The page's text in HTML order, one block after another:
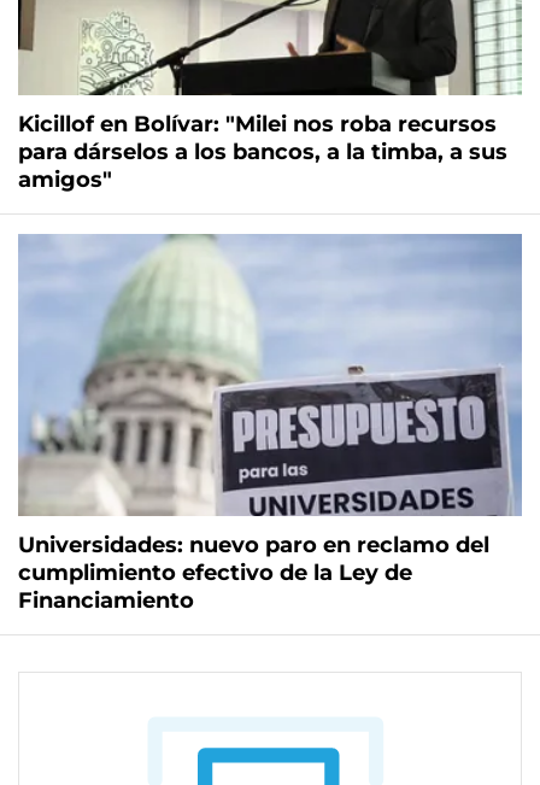
Kicillof en Bolívar: "Milei nos roba recursos
para dárselos a los bancos, a la timba, a sus
amigos"
Universidades: nuevo paro en reclamo del
cumplimiento efectivo de la Ley de
Financiamiento